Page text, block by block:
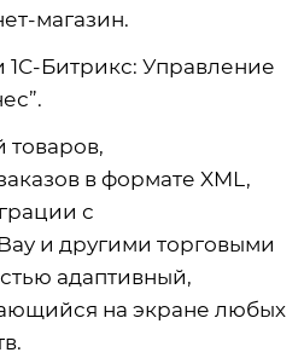
магазин.
Битрикс: Управление
товаров,
в формате XML,
с
и другими торговыми
адаптивный,
на экране любых